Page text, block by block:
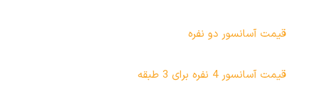
قیمت آسانسور دو نفره
قیمت آسانسور 4 نفره برای 3 طبقه